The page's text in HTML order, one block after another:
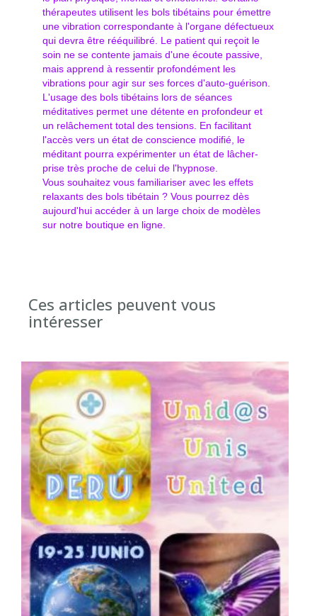
thérapeutes utilisent les bols tibétains pour émettre
une vibration correspondante à l'organe défectueux
qui devra être rééquilibré. Le patient qui reçoit le
soin ne se contente jamais d'une écoute passive,
mais apprend à ressentir profondément les
vibrations pour agir sur ses forces d'auto-guérison.
L'usage des bols tibétains lors de séances
méditatives permet une détente en profondeur et
un relâchement total des tensions. En facilitant
l'accès vers un état de conscience modifié, le
méditant pourra expérimenter un état de lâcher-
prise très proche de celui de l'hypnose.
Vous souhaitez vous familiariser avec les effets
relaxants des bols tibétain ? Vous pourrez dès
aujourd'hui accéder à un large choix de modèles
sur notre boutique en ligne.
Ces articles peuvent vous
intéresser